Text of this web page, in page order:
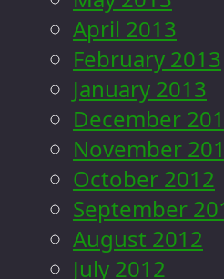
April 2013
February 2013
January 2013
December
November
October 2012
September
August 2012
July 2012